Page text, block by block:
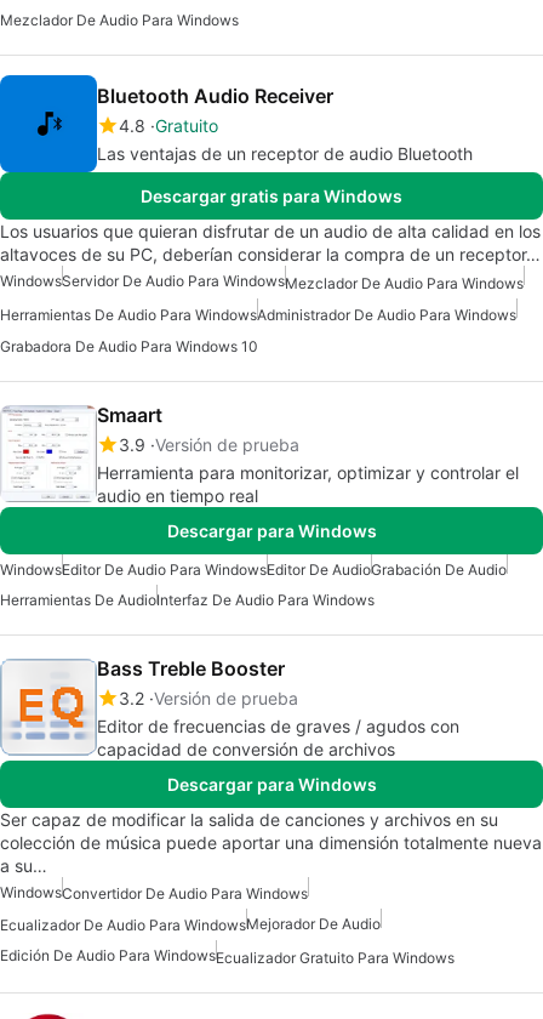
Mezclador De Audio Para Windows
Bluetooth Audio Receiver
4.8 Gratuito
Las ventajas de un receptor de audio Bluetooth
Descargar gratis para Windows
Los usuarios que quieran disfrutar de un audio de alta calidad en los
altavoces de su PC, deberían considerar la compra de un receptor…
WindowsServidor De Audio Para WindowsMezclador De Audio Para Windows
Herramientas De Audio Para WindowsAdministrador De Audio Para Windows
Grabadora De Audio Para Windows 10
Smaart
3.9 Versión de prueba
Herramienta para monitorizar, optimizar y controlar el
audio en tiempo real
Descargar para Windows
WindowsEditor De Audio Para WindowsEditor De AudioGrabación De Audio
Herramientas De AudioInterfaz De Audio Para Windows
Bass Treble Booster
3.2 Versión de prueba
Editor de frecuencias de graves / agudos con
capacidad de conversión de archivos
Descargar para Windows
Ser capaz de modificar la salida de canciones y archivos en su
colección de música puede aportar una dimensión totalmente nueva
a su…
WindowsConvertidor De Audio Para Windows
Ecualizador De Audio Para WindowsMejorador De Audio
Edición De Audio Para WindowsEcualizador Gratuito Para Windows